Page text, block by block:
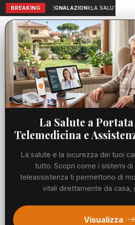
BREAKING SEGNALAZIONI:LA SALUTE A
Aranova • NET
PORTALE UTILE AL TERRITORIO
Cronaca Il dottor Calcagno:
CRONACA
Il dottor Calcagno:
merita di splendere,
l’abbandono e
imbruttendo”
MERCOLEDÌ, 03 GIUGNO 2026
63
1 MIN DI LETTURA
La Salute a
Telemedicina e
La salute e la sicurezza dei tuoi
tutto. Scopri come i sistemi
teleassistenza ti permettono di
vitali direttamente da casa,
Visualizza